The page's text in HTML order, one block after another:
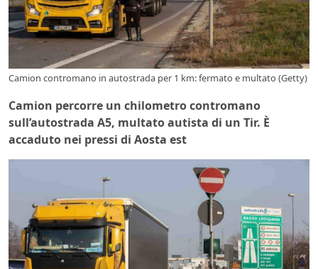
Camion contromano in autostrada per 1 km: fermato e multato (Getty)
Camion percorre un chilometro contromano
sull’autostrada A5, multato autista di un Tir. È
accaduto nei pressi di Aosta est